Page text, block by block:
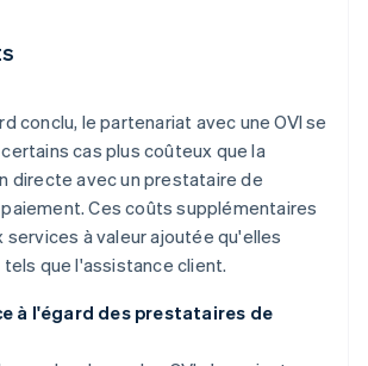
conclu, le partenariat avec une OVI se
cas plus coûteux que la
directe avec un prestataire de
Ces coûts supplémentaires
services à valeur ajoutée qu'elles
que l'assistance client.
à l'égard des prestataires de